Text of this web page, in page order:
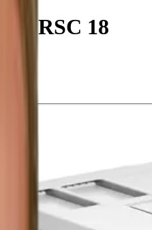
RSC 18